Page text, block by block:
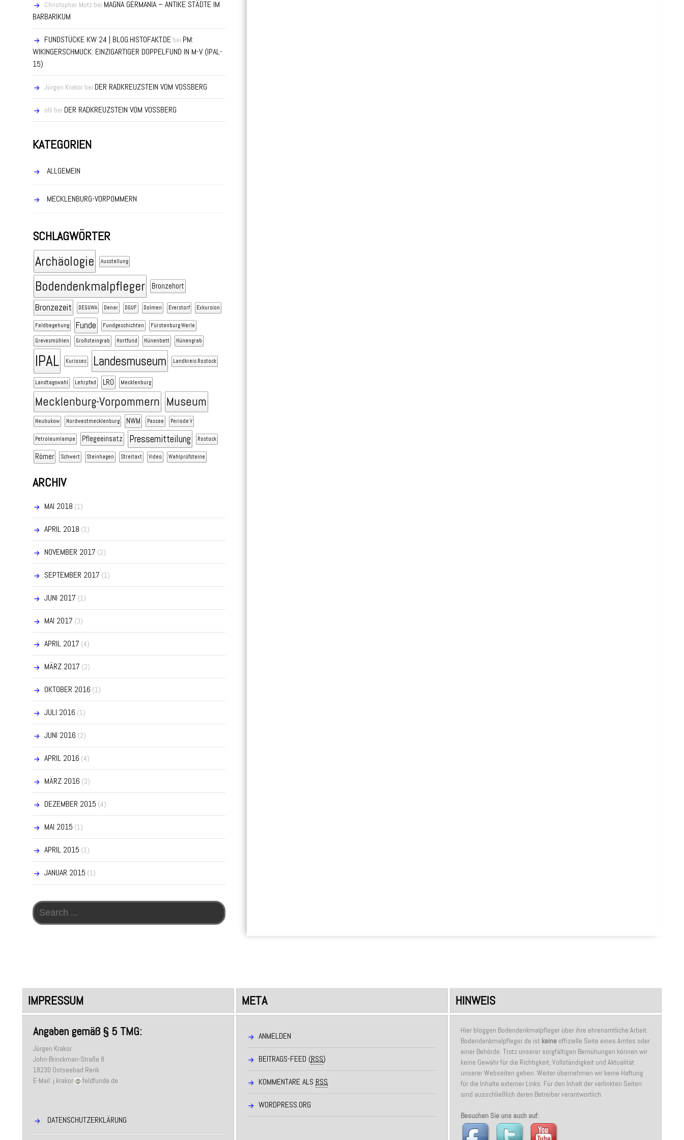
Christopher Motz bei MAGNA GERMANIA – ANTIKE STÄDTE IM
BARBARIKUM
FUNDSTÜCKE KW 24 | BLOG.HISTOFAKT.DE bei PM:
WIKINGERSCHMUCK: EINZIGARTIGER DOPPELFUND IN M-V (IPAL-
15)
Jürgen Krakor bei DER RADKREUZSTEIN VOM VOSSBERG
olli bei DER RADKREUZSTEIN VOM VOSSBERG
KATEGORIEN
ALLGEMEIN
MECKLENBURG-VORPOMMERN
SCHLAGWÖRTER
Archäologie Ausstellung
Bodendenkmalpfleger Bronzehort
Bronzezeit DEGUWA Denar DGUF Dolmen Everstorf Exkursion
Feldbegehung Funde Fundgeschichten Fürstenburg Werle
Grevesmühlen Großsteingrab Hortfund Hünenbett Hünengrab
IPAL Kurioses Landesmuseum Landkreis Rostock
Landtagswahl Lehrpfad LRO Mecklenburg
Mecklenburg-Vorpommern Museum
Neubukow Nordwestmecklenburg NWM Passee Periode V
Petroleumlampe Pflegeeinsatz Pressemitteilung Rostock
Römer Schwert Steinhagen Streitaxt Video Wahlprüfsteine
ARCHIV
MAI 2018 (1)
APRIL 2018 (1)
NOVEMBER 2017 (2)
SEPTEMBER 2017 (1)
JUNI 2017 (1)
MAI 2017 (3)
APRIL 2017 (4)
MÄRZ 2017 (2)
OKTOBER 2016 (1)
JULI 2016 (1)
JUNI 2016 (2)
APRIL 2016 (4)
MÄRZ 2016 (3)
DEZEMBER 2015 (4)
MAI 2015 (1)
APRIL 2015 (1)
JANUAR 2015 (1)
Search for:
IMPRESSUM
Angaben gemäß § 5 TMG:
Jürgen Krakor
John-Brinckman-Straße 8
18230 Ostseebad Rerik
E-Mail: j.krakor
feldfunde.de
DATENSCHUTZERKLÄRUNG
META
ANMELDEN
BEITRAGS-FEED (RSS)
KOMMENTARE ALS RSS
WORDPRESS.ORG
HINWEIS
Hier bloggen Bodendenkmalpfleger über ihre ehrenamtliche Arbeit.
Bodendenkmalpfleger.de ist keine offizielle Seite eines Amtes oder
einer Behörde. Trotz unserer sorgfältigen Bemühungen können wir
keine Gewähr für die Richtigkeit, Vollständigkeit und Aktualität
unserer Webseiten geben. Weiter übernehmen wir keine Haftung
für die Inhalte externer Links. Für den Inhalt der verlinkten Seiten
sind ausschließlich deren Betreiber verantwortlich.
Besuchen Sie uns auch auf: